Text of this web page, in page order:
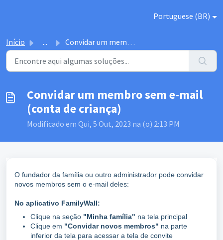
Portuguese (BR)
Início ... Convidar um membro sem e-mail (conta de criança)
Convidar um membro sem e-mail
(conta de criança)
Modificado em Qui, 5 Out, 2023 na (o) 2:13 PM
O fundador da família ou outro administrador pode convidar
novos membros sem o e-mail deles:
No aplicativo FamilyWall:
Clique na seção "Minha família" na tela principal
Clique em "Convidar novos membros" na parte
inferior da tela para acessar a tela de convite